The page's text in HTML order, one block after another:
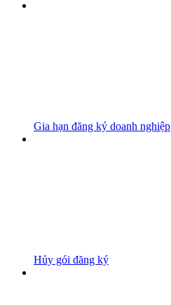
Gia hạn đăng ký doanh nghiệp
Hủy gói đăng ký